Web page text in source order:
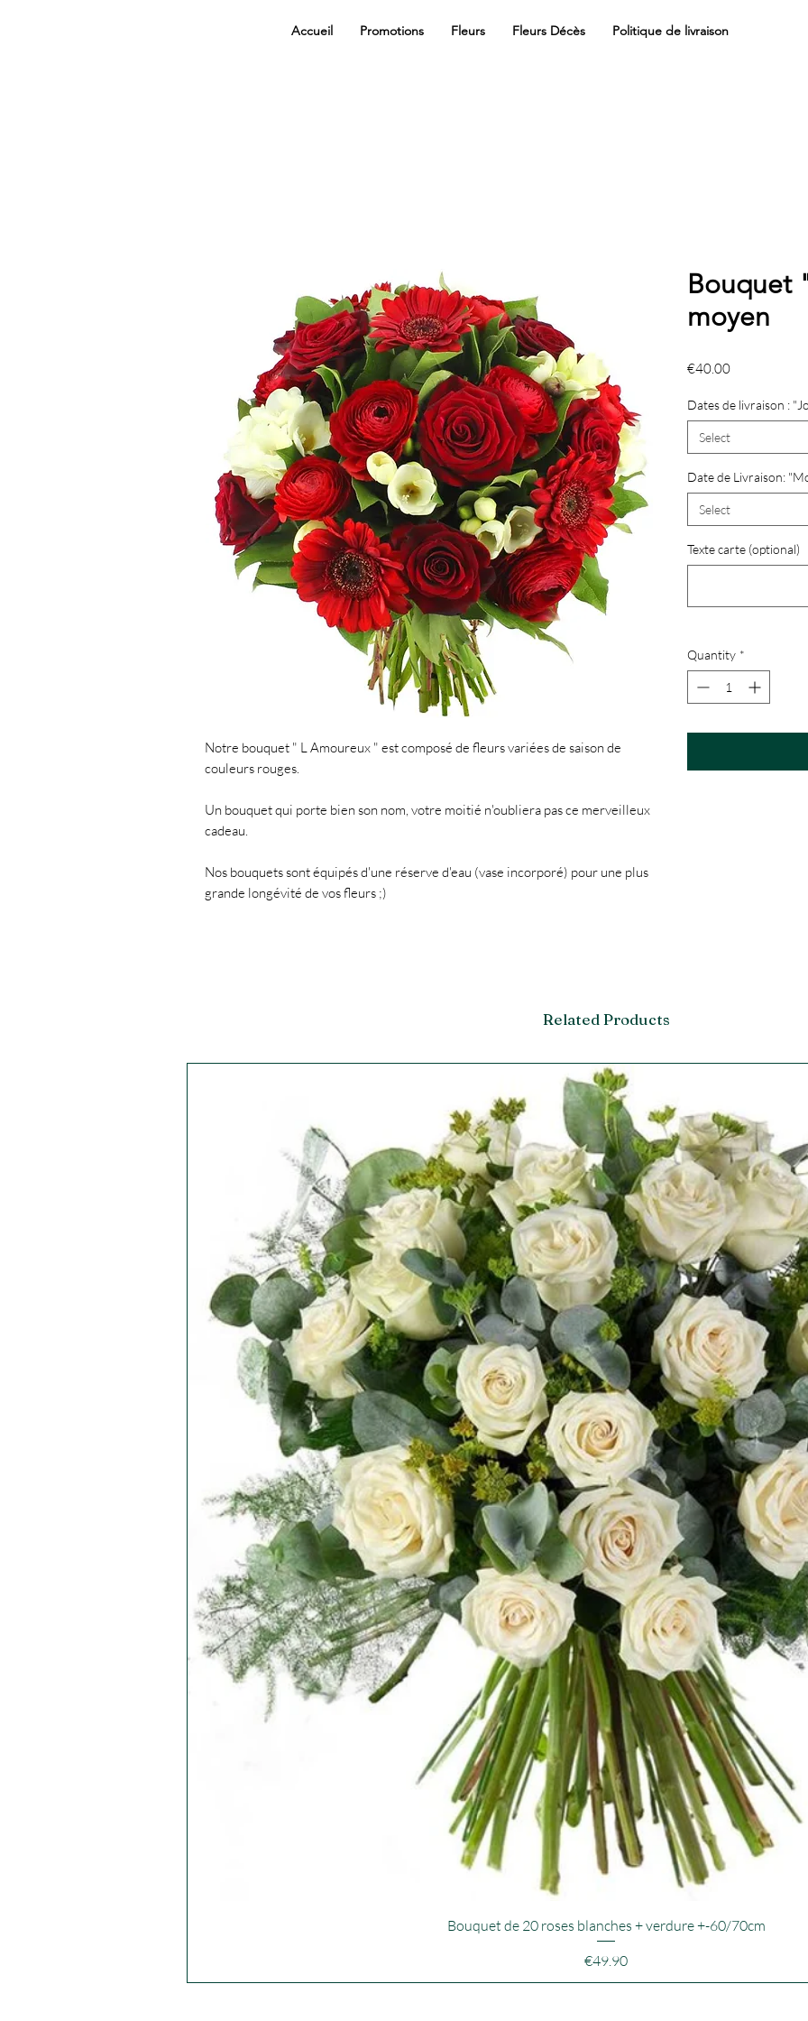
Accueil Promotions Fleurs Fleurs Décès Politique de livraison
Notre bouquet " L Amoureux " est composé de fleurs variées de saison de
couleurs rouges.
Un bouquet qui porte bien son nom, votre moitié n'oubliera pas ce merveilleux
cadeau.
Nos bouquets sont équipés d'une réserve d'eau (vase incorporé) pour une plus
grande longévité de vos fleurs ;)
Bouquet
moyen
€40.00Price
Dates de livraison :
Select
Date de Livraison:
Select
Texte carte (optional)
Quantity *
Related Products
Bouquet de 20 roses blanches + verdure +-60/70cm
Price
€49.90